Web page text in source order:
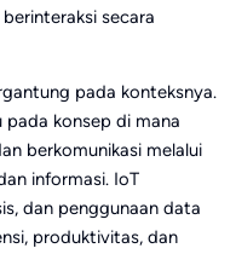
secara
pada konteksnya.
pada konsep di mana
berkomunikasi melalui
informasi. IoT
dan penggunaan data
produktivitas, dan